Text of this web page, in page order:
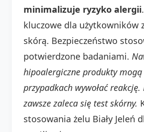
minimalizuje ryzyko alergii
kluczowe dla użytkowników
skórą. Bezpieczeństwo
potwierdzone badaniami.
hipoalergiczne produkty
przypadkach wywołać
zawsze zaleca się test skórny.
stosowania żelu Biały Jeleń